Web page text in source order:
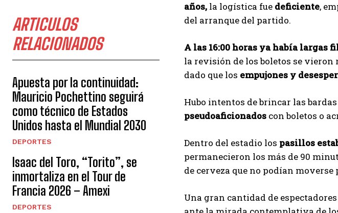
ARTICULOS
RELACIONADOS
Apuesta por la continuidad:
Mauricio Pochettino seguirá
como técnico de Estados
Unidos hasta el Mundial 2030
DEPORTES
Isaac del Toro, “Torito”, se
inmortaliza en el Tour de
Francia 2026 – Amexi
DEPORTES
años, la logística fue deficiente,
del arranque del partido.
A las 16:00 horas ya había largas
la revisión de los boletos se vieron
dado que los empujones y
Hubo intentos de brincar las
pseudoaficionados con boletos o
Dentro del estadio los pasillos
permanecieron los más de 90
de cerveza que no podían
Una gran cantidad de espectadores